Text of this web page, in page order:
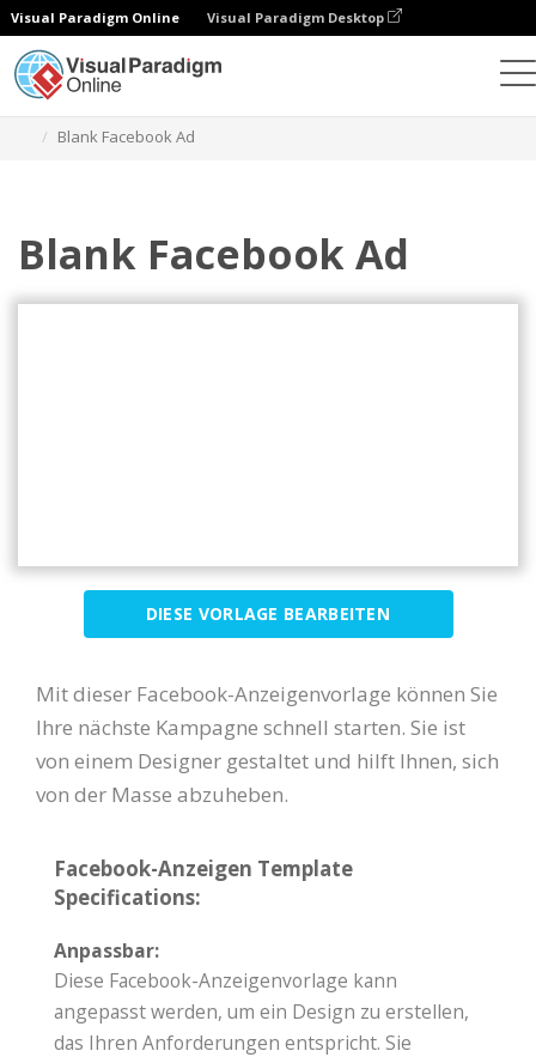
Visual Paradigm Online Visual Paradigm Desktop
Blank Facebook Ad
Blank Facebook Ad
DIESE VORLAGE BEARBEITEN
Mit dieser Facebook-Anzeigenvorlage können Sie
Ihre nächste Kampagne schnell starten. Sie ist
von einem Designer gestaltet und hilft Ihnen, sich
von der Masse abzuheben.
Facebook-Anzeigen Template
Specifications:
Anpassbar:
Diese Facebook-Anzeigenvorlage kann
angepasst werden, um ein Design zu erstellen,
das Ihren Anforderungen entspricht. Sie